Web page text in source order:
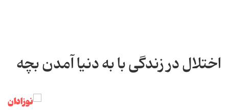
اختلال در زندگی با به دنیا آمدن بچه